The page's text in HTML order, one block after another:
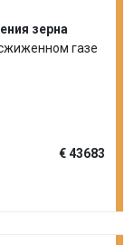
зерна
газе
€ 43683